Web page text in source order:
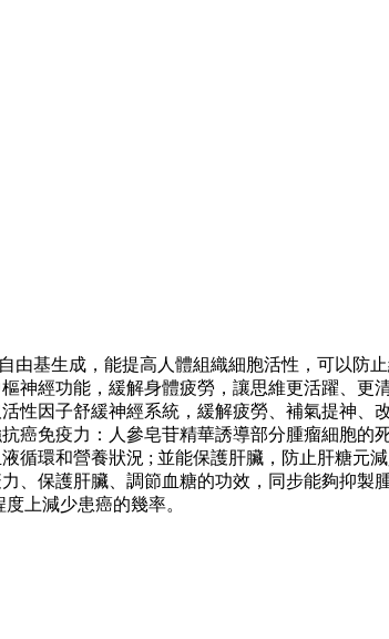
基生成，能提高人體組織細胞活性，可以防
神經功能，緩解身體疲勞，讓思維更活躍、更
性因子舒緩神經系統，緩解疲勞、補氣提神、
癌免疫力：人參皂苷精華誘導部分腫瘤細胞的
循環和營養狀況 ; 並能保護肝臟，防止肝糖元
、保護肝臟、調節血糖的功效，同步能夠抑製
上減少患癌的幾率。